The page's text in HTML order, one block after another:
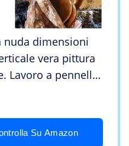
dimensioni
vera pittura
Lavoro a pennello.
Su Amazon